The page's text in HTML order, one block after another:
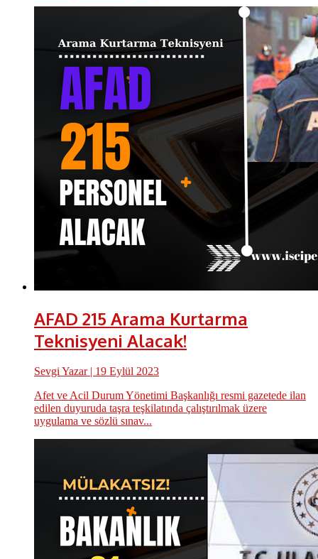
AFAD 215 Arama Kurtarma
Teknisyeni Alacak!
Sevgi Yazar| 19 Eylül 2023
Afet ve Acil Durum Yönetimi Başkanlığı resmi gazetede ilan
edilen duyuruda taşra teşkilatında çalıştırılmak üzere
uygulama ve sözlü sınav...